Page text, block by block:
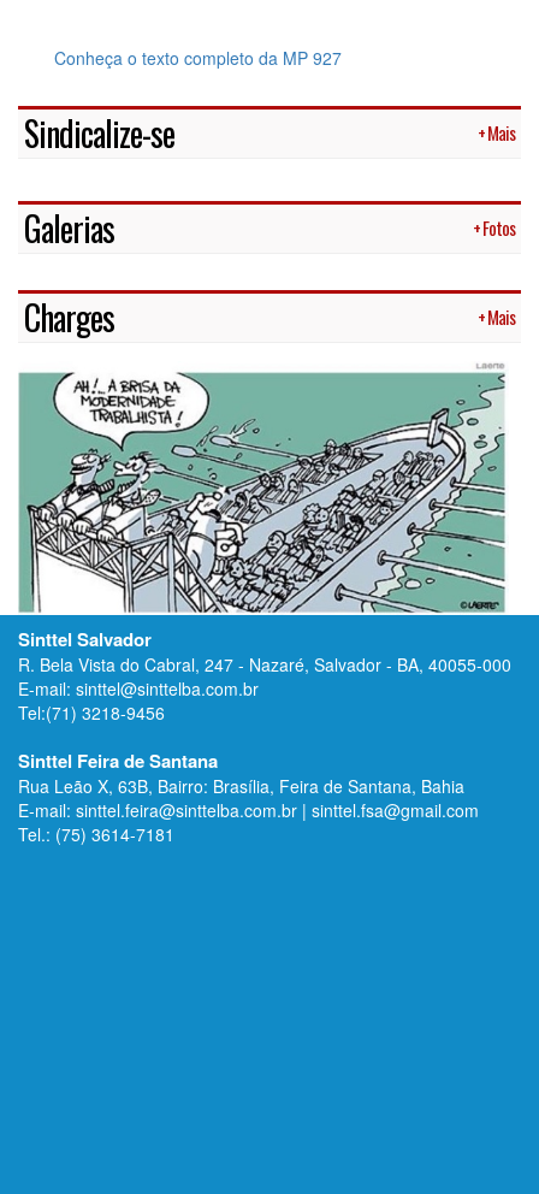
Conheça o texto completo da MP 927
Sindicalize-se + Mais
Galerias + Fotos
Charges + Mais
Sinttel Salvador
R. Bela Vista do Cabral, 247 - Nazaré, Salvador - BA, 40055-000
E-mail: sinttel@sinttelba.com.br
Tel:(71) 3218-9456
Sinttel Feira de Santana
Rua Leão X, 63B, Bairro: Brasília, Feira de Santana, Bahia
E-mail: sinttel.feira@sinttelba.com.br | sinttel.fsa@gmail.com
Tel.: (75) 3614-7181